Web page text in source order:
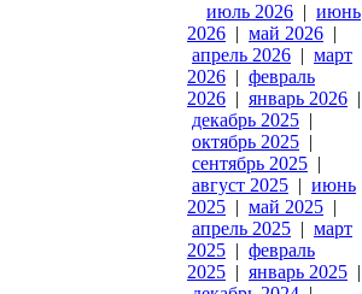
июль 2026 | июнь
2026 | май 2026 |
апрель 2026 | март
2026 | февраль
2026 | январь 2026 |
декабрь 2025 |
октябрь 2025 |
сентябрь 2025 |
август 2025 | июнь
2025 | май 2025 |
апрель 2025 | март
2025 | февраль
2025 | январь 2025 |